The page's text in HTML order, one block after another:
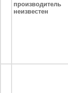
производитель
неизвестен